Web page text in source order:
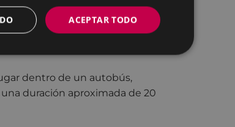
en el Teatro Coliseo, se podrán
de espectáculos son gratuitos,
el aforo, en el Centro
dentro de un autobús,
duración aproximada de 20
ACEPTAR TODO